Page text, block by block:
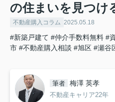
の住まいを見つけ
不動産購入コラム 2025.05.18
#新築戸建て #仲介手数料無料 #
市 #不動産購入相談 #旭区 #瀬谷
筆者 梅澤 英孝
不動産キャリア22年